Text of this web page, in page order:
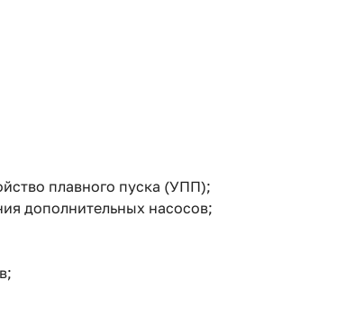
плавного пуска (УПП);
дополнительных насосов;